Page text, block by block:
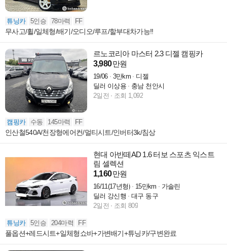
튜닝카 5인승 78마력 FF
무사고/휠/일체형/배기/오디오/루프/할부대차가능!!
르노코리아 마스터 2.3 디젤 캠핑카
3,980만원
19/06 3만km
디젤
딜러 이상용
충남 천안시
2일전
조회 1,092
캠핑카 수동 145마력 FF
인산철540A/천장형에어컨/멀티시트/인버터3k/침상
현대 아반떼AD 1.6 터보 스포츠 익스트
림 셀렉션
1,160만원
16/11(17년형) 15만km
가솔린
딜러 강신행
대구 동구
2일전
조회 809
튜닝카 5인승 204마력 FF
풀옵션+레드시트+일체형쇼바+가변배기+튜닝카/구변완료